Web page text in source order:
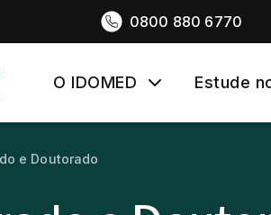
0800 880 6770
O IDOMED Estude
e Doutorado